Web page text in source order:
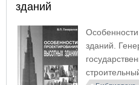
зданий
зданий.